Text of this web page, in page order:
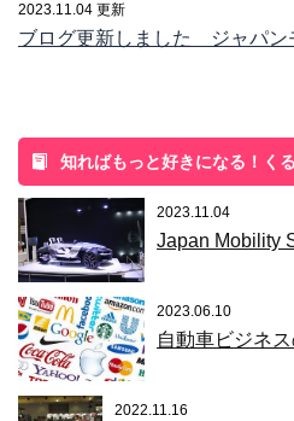
2023.11.04 更新
ブログ更新しました ジャパン
知ればもっと好きになる！く
2023.11.04
Japan Mobility
2023.06.10
自動車ビジネ
2022.11.16